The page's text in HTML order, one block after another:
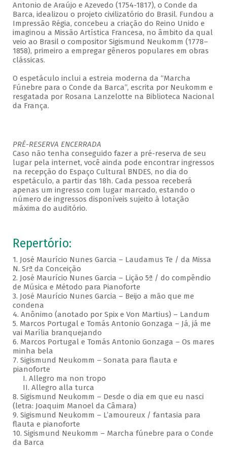
Antonio de Araújo e Azevedo (1754-1817), o Conde da
Barca, idealizou o projeto civilizatório do Brasil. Fundou a
Impressão Régia, concebeu a criação do Reino Unido e
imaginou a Missão Artística Francesa, no âmbito da qual
veio ao Brasil o compositor Sigismund Neukomm (1778–
1858), primeiro a empregar gêneros populares em obras
clássicas.
O espetáculo inclui a estreia moderna da “Marcha
Fúnebre para o Conde da Barca”, escrita por Neukomm e
resgatada por Rosana Lanzelotte na Biblioteca Nacional
da França.
PRÉ-RESERVA ENCERRADA
Caso não tenha conseguido fazer a pré-reserva de seu
lugar pela internet, você ainda pode encontrar ingressos
na recepção do Espaço Cultural BNDES, no dia do
espetáculo, a partir das 18h. Cada pessoa receberá
apenas um ingresso com lugar marcado, estando o
número de ingressos disponíveis sujeito à lotação
máxima do auditório.
Repertório:
1. José Maurício Nunes Garcia – Laudamus Te / da Missa
N. Srª da Conceição
2. José Maurício Nunes Garcia – Lição 5ª / do compêndio
de Música e Método para Pianoforte
3. José Maurício Nunes Garcia – Beijo a mão que me
condena
4. Anônimo (anotado por Spix e Von Martius) – Landum
5. Marcos Portugal e Tomás Antonio Gonzaga – Já, já me
vai Marília branquejando
6. Marcos Portugal e Tomás Antonio Gonzaga – Os mares
minha bela
7. Sigismund Neukomm – Sonata para flauta e
pianoforte
I. Allegro ma non tropo
II. Allegro alla turca
8. Sigismund Neukomm – Desde o dia em que eu nasci
(letra: Joaquim Manoel da Câmara)
9. Sigismund Neukomm – L’amoureux / fantasia para
flauta e pianoforte
10. Sigismund Neukomm – Marcha fúnebre para o Conde
da Barca